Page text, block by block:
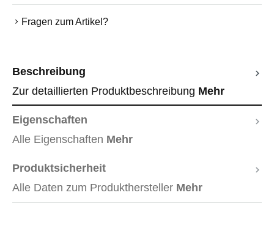
Fragen zum Artikel?
Beschreibung
Zur detaillierten Produktbeschreibung Mehr
Eigenschaften
Alle Eigenschaften Mehr
Produktsicherheit
Alle Daten zum Produkthersteller Mehr